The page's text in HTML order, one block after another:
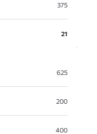
375
21
625
200
400